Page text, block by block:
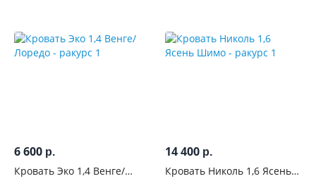
6 600 р.
Кровать Эко 1,4 Венге/
14 400 р.
Кровать Николь 1,6 Ясень